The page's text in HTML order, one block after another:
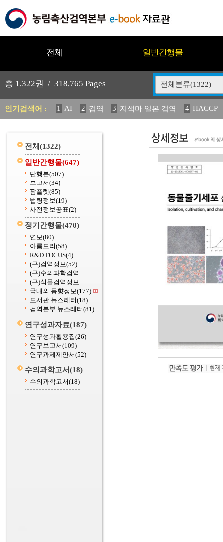
전체 일반간행물
총 1,322권 / 318,765 Pages 전체분류(1322)
인기검색어 : 1 AI 2 검역 3 지색마 일본 검역 4 HACCP
11 2025 12 중독성 식물 도감 13 媛 異 14
전체 (1322)
일반간행물(647)
단행본(507)
보고서(34)
팜플렛(85)
법령정보(19)
사전정보공표(2)
정기간행물(470)
연보(80)
아름드리(58)
R&D FOCUS(4)
(구)검역정보(52)
(구)수의과학검역
(구)식물검역정보
국내외 동향정보(177)
도서관 뉴스레터(18)
검역본부 뉴스레터(81)
연구성과자료(187)
연구성과활용집(26)
연구보고서(109)
연구과제제안서(52)
수의과학고서(18)
수의과학고서(18)